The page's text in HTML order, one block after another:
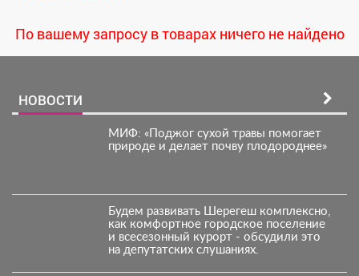
По вашему запросу в товарах ничего не найдено
НОВОСТИ
МИФ: «Поджог сухой травы помогает
природе и делает почву плодороднее»
Будем развивать Шерегеш комплексно,
как комфортное городское поселение
и всесезонный курорт - обсудили это
на депутатских слушаниях.